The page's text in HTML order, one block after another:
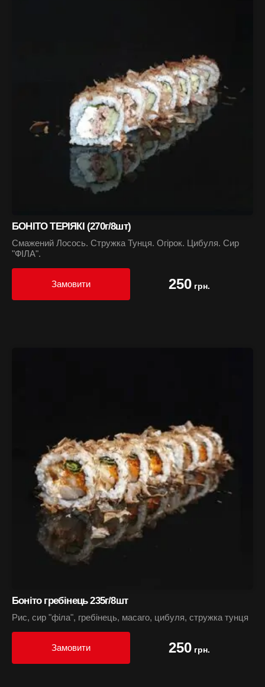
БОНІТО ТЕРІЯКІ (270г/8шт)
Смажений Лосось. Стружка Тунця. Огірок. Цибуля. Сир
"ФІЛА".
Замовити 250грн.
Боніто гребінець 235г/8шт
Рис, сир "філа", гребінець, масаго, цибуля, стружка тунця
Замовити 250грн.